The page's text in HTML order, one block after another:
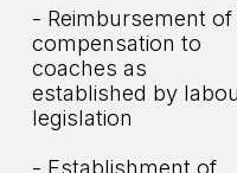
- Reimbursement of
compensation to
coaches as
established by
legislation
- Establishment of